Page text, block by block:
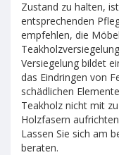
Zustand zu halten,
entsprechenden
empfehlen, die
Versiegelung bildet
das Eindringen von
schädlichen
Teakholz nicht mit
Holzfasern
Lassen Sie sich am
beraten.